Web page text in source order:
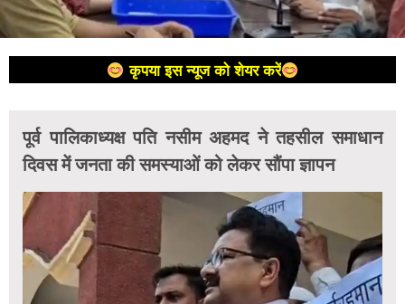
कृपया इस न्यूज को शेयर करें
पूर्व पालिकाध्यक्ष पति नसीम अहमद ने तहसील समाधान
दिवस में जनता की समस्याओं को लेकर सौंपा ज्ञापन